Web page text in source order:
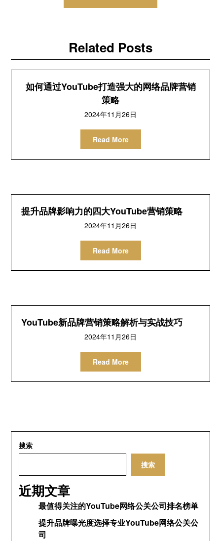
Related Posts
如何通过YouTube打造强大的网络品牌营销
策略
2024年11月26日
Read More
提升品牌影响力的四大YouTube营销策略
2024年11月26日
Read More
YouTube新品牌营销策略解析与实战技巧
2024年11月26日
Read More
搜索
搜索
近期文章
最值得关注的YouTube网络公关公司排名榜单
提升品牌曝光度选择专业YouTube网络公关公
司